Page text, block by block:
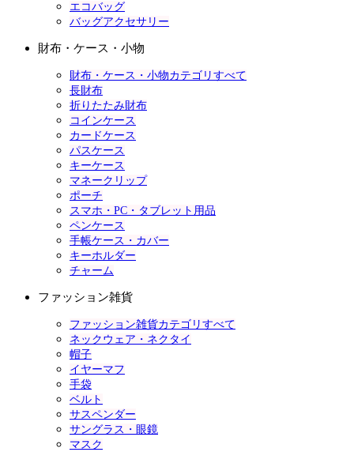
エコバッグ
バッグアクセサリー
財布・ケース・小物
財布・ケース・小物カテゴリすべて
長財布
折りたたみ財布
コインケース
カードケース
パスケース
キーケース
マネークリップ
ポーチ
スマホ・PC・タブレット用品
ペンケース
手帳ケース・カバー
キーホルダー
チャーム
ファッション雑貨
ファッション雑貨カテゴリすべて
ネックウェア・ネクタイ
帽子
イヤーマフ
手袋
ベルト
サスペンダー
サングラス・眼鏡
マスク